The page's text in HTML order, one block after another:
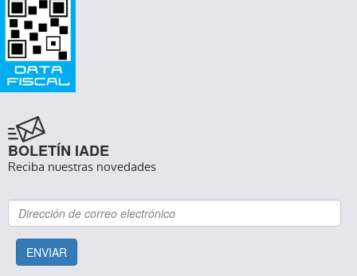
BOLETÍN IADE
Reciba nuestras novedades
ENVIAR